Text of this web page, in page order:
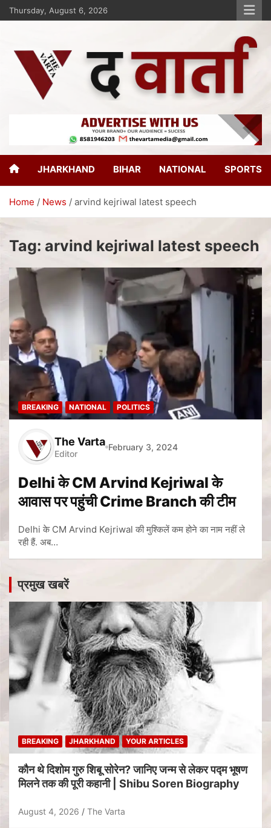
Thursday, August 6, 2026
The Varta
JHARKHAND BIHAR NATIONAL SPORTS
Home News arvind kejriwal latest speech
Tag: arvind kejriwal latest speech
BREAKING NATIONAL POLITICS
The Varta
Editor
February 3, 2024
Delhi के CM Arvind Kejriwal के
आवास पर पहुंची Crime Branch की टीम
Delhi के CM Arvind Kejriwal की मुश्किलें कम होने का नाम नहीं ले
रही हैं. अब…
प्रमुख खबरें
BREAKING JHARKHAND YOUR ARTICLES
कौन थे दिशोम गुरु शिबू सोरेन? जानिए जन्म से लेकर पद्म भूषण
मिलने तक की पूरी कहानी | Shibu Soren Biography
August 4, 2026 The Varta